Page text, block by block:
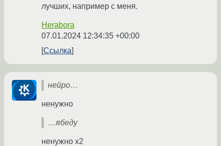
лучших, например с меня.
Herabora
07.01.2024 12:34:35 +00:00
Ссылка
нейро…
ненужно
…ябеду
ненужно x2